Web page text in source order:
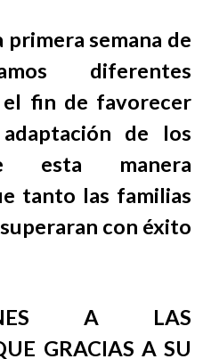
semana de
diferentes
el fin de favorecer
de los
esta manera
tanto las familias
con éxito
A LAS
GRACIAS A SU